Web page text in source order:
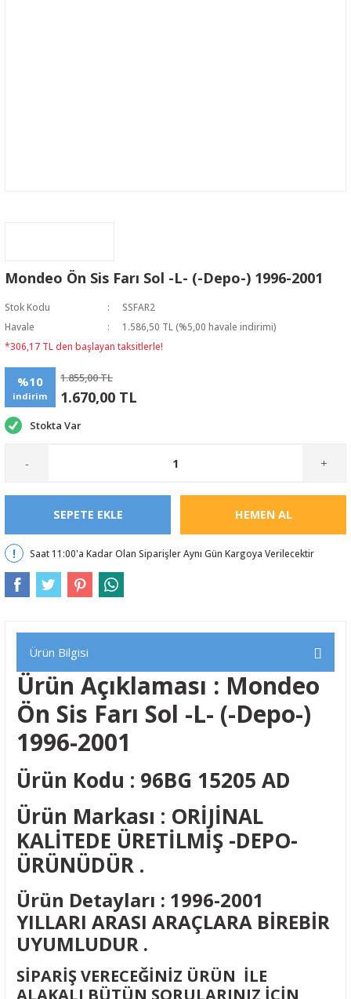
Mondeo Ön Sis Farı Sol -L- (-Depo-) 1996-2001
Stok Kodu
SSFAR2
Havale
1.586,50 TL (%5,00 havale indirimi)
*306,17 TL den başlayan taksitlerle!
%10
indirim
1.855,00 TL
1.670,00 TL
Stokta Var
- +
SEPETE EKLE HEMEN AL
Saat 11:00'a Kadar Olan Siparişler Aynı Gün Kargoya Verilecektir
Ürün Bilgisi
Ürün Açıklaması : Mondeo
Ön Sis Farı Sol -L- (-Depo-)
1996-2001
Ürün Kodu : 96BG 15205 AD
Ürün Markası : ORİJİNAL
KALİTEDE ÜRETİLMİŞ -DEPO-
ÜRÜNÜDÜR .
Ürün Detayları : 1996-2001
YILLARI ARASI ARAÇLARA BİREBİR
UYUMLUDUR .
SİPARİŞ VERECEĞİNİZ ÜRÜN İLE
ALAKALI BÜTÜN SORULARINIZ İÇİN